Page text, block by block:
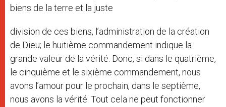
biens de la terre et la juste
division de ces biens, l’administration de la création
de Dieu; le huitième commandement indique la
grande valeur de la vérité. Donc, si dans le quatrième,
le cinquième et le sixième commandement, nous
avons l’amour pour le prochain, dans le septième,
nous avons la vérité. Tout cela ne peut fonctionner